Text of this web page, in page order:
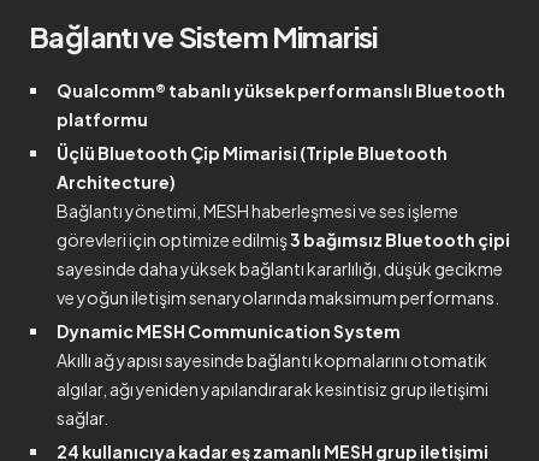
Bağlantı ve Sistem Mimarisi
Qualcomm® tabanlı yüksek performanslı Bluetooth
platformu
Üçlü Bluetooth Çip Mimarisi (Triple Bluetooth
Architecture)
Bağlantı yönetimi, MESH haberleşmesi ve ses işleme
görevleri için optimize edilmiş3 bağımsız Bluetooth çipi
sayesinde daha yüksek bağlantı kararlılığı, düşük gecikme
ve yoğun iletişim senaryolarında maksimum performans.
Dynamic MESH Communication System
Akıllı ağ yapısı sayesinde bağlantı kopmalarını otomatik
algılar, ağı yeniden yapılandırarak kesintisiz grup iletişimi
sağlar.
24 kullanıcıya kadar eş zamanlı MESH grup iletişimi